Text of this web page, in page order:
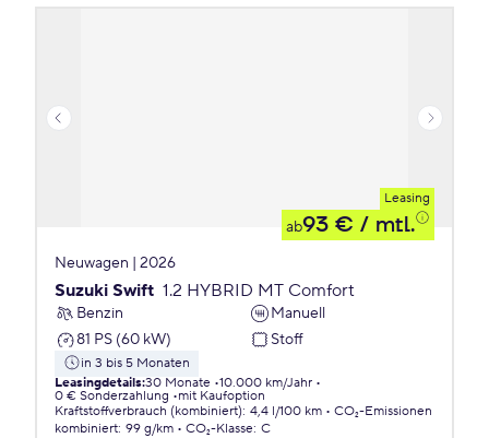
Leasing
ab93 € / mtl.
Neuwagen | 2026
Suzuki Swift 1.2 HYBRID MT Comfort
Benzin
Manuell
81 PS (60 kW)
Stoff
in 3 bis 5 Monaten
Leasingdetails:30 Monate 10.000 km/Jahr
0 € Sonderzahlung
mit Kaufoption
Kraftstoffverbrauch (kombiniert): 4,4 l/100 km
CO₂-Emissionen
kombiniert: 99 g/km CO₂-Klasse: C